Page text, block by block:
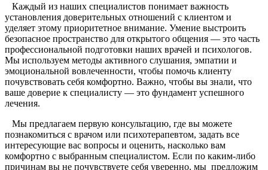
Каждый из наших специалистов понимает важность
установления доверительных отношений с клиентом и
уделяет этому приоритетное внимание. Умение выстроить
безопасное пространство для открытого общения — это часть
профессиональной подготовки наших врачей и психологов.
Мы используем методы активного слушания, эмпатии и
эмоциональной вовлеченности, чтобы помочь клиенту
почувствовать себя комфортно. Важно, чтобы вы знали, что
ваше доверие к специалисту — это фундамент успешного
лечения.
Мы предлагаем первую консультацию, где вы можете
познакомиться с врачом или психотерапевтом, задать все
интересующие вас вопросы и оценить, насколько вам
комфортно с выбранным специалистом. Если по каким-либо
причинам вы не почувствуете себя уверенно, мы предложим